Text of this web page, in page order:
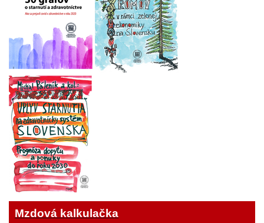
Mzdová kalkulačka